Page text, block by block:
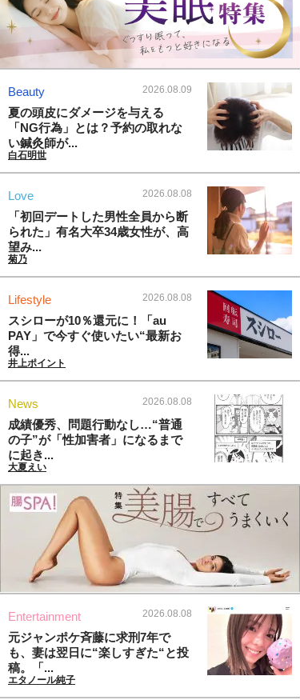
Beauty 2026.08.09
夏の頭皮にダメージを与える
「NG行為」とは？予約の取れな
い鍼灸師が...
白石明世
Love 2026.08.08
「初回デートした男性全員から断
られた」有名大卒34歳女性が、高
望み...
菊乃
Lifestyle 2026.08.08
スシローが10％還元に！「au
PAY」で今すぐ使いたい“最新お
得...
井上ポイント
News 2026.08.08
成績優秀、問題行動なし…“普通
の子”が「性加害者」になるまで
に起き...
大夏えい
Entertainment 2026.08.08
元ジャンポケ斉藤に求刑7年で
も、妻は翌日に“楽しすぎた“と投
稿。「...
エタノール純子